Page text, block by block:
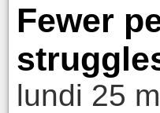
Fewer
lundi 25